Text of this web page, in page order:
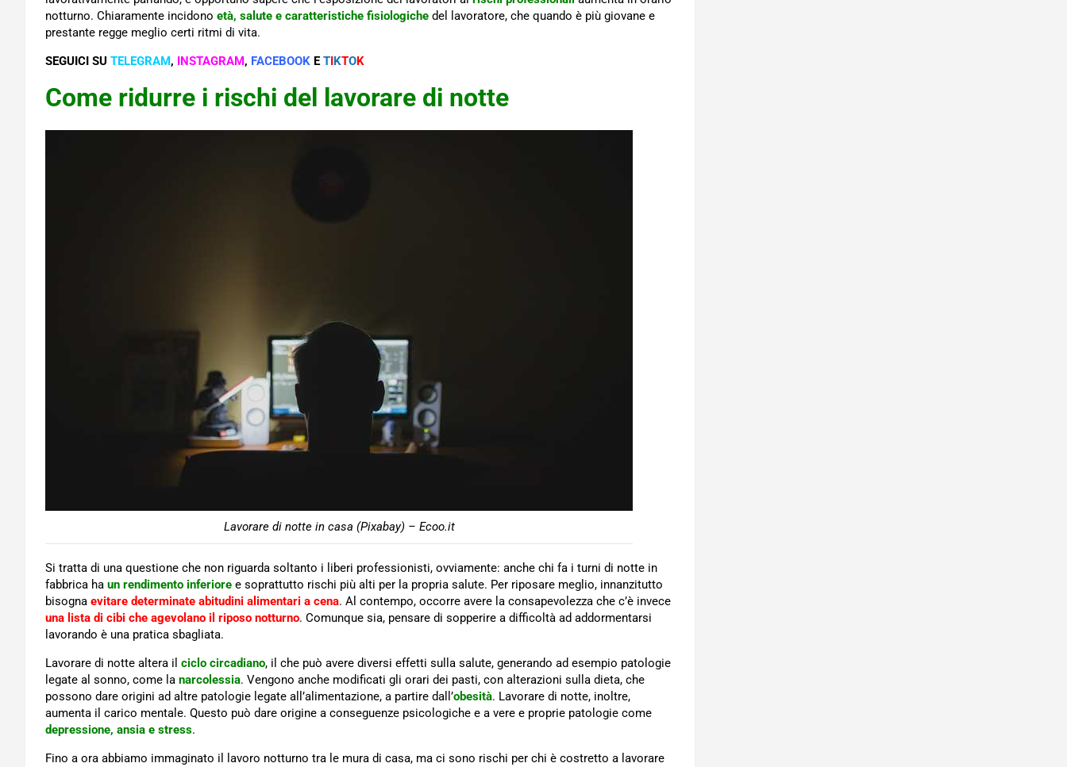
notturno. Chiaramente incidono età, salute e caratteristiche fisiologiche del lavoratore, che quando è più giovane e
prestante regge meglio certi ritmi di vita.
SEGUICI SU TELEGRAM, INSTAGRAM, FACEBOOK ETIKTOK
Come ridurre i rischi del lavorare di notte
Lavorare di notte in casa (Pixabay) – Ecoo.it
Si tratta di una questione che non riguarda soltanto i liberi professionisti, ovviamente: anche chi fa i turni di notte in
fabbrica ha un rendimento inferiore e soprattutto rischi più alti per la propria salute. Per riposare meglio, innanzitutto
bisogna evitare determinate abitudini alimentari a cena. Al contempo, occorre avere la consapevolezza che c’è invece
una lista di cibi che agevolano il riposo notturno. Comunque sia, pensare di sopperire a difficoltà ad addormentarsi
lavorando è una pratica sbagliata.
Lavorare di notte altera il ciclo circadiano, il che può avere diversi effetti sulla salute, generando ad esempio patologie
legate al sonno, come la narcolessia. Vengono anche modificati gli orari dei pasti, con alterazioni sulla dieta, che
possono dare origini ad altre patologie legate all’alimentazione, a partire dall’obesità. Lavorare di notte, inoltre,
aumenta il carico mentale. Questo può dare origine a conseguenze psicologiche e a vere e proprie patologie come
depressione, ansia e stress.
Fino a ora abbiamo immaginato il lavoro notturno tra le mura di casa, ma ci sono rischi per chi è costretto a lavorare